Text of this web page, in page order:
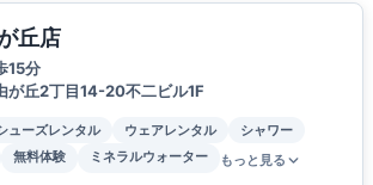
丘店
15分
が丘2丁目14-20不二ビル1F
ューズレンタル ウェアレンタル
シャワー
無料体験 ミネラルウォーター もっと見る